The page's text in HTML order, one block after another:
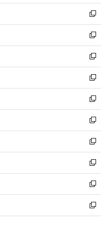
し
い
ウ
ィ
ン
ド
ウ
で
開
く
新
し
い
ウ
ィ
ン
ド
ウ
で
開
く
新
し
い
ウ
ィ
ン
ド
ウ
で
開
く
新
し
い
ウ
ィ
ン
ド
ウ
で
開
く
新
し
い
ウ
ィ
ン
ド
ウ
で
開
く
新
し
い
ウ
ィ
ン
ド
ウ
で
開
く
新
し
い
ウ
ィ
ン
ド
ウ
で
開
新
し
い
ウ
ィ
ン
ド
ウ
新
し
い
ウ
ィ
ン
新
し
い
ウ
新
し